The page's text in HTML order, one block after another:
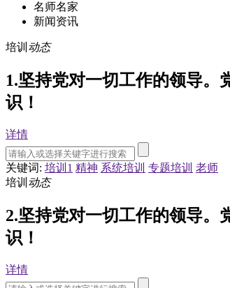
名师名家
新闻资讯
培训 动态
1.坚持党对一切工作的领导。
识！
详情
关键词: 培训1 精神 系统培训 专题培训 老师
培训 动态
2.坚持党对一切工作的领导。
识！
详情